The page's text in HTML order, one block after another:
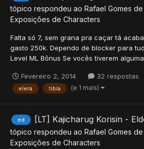
tópico respondeu ao Rafael Gomes de
Exposições de Characters
Falta só 7, sem grana pra caçar tá
gasto 250k. Dependo de blocker para
Level ML Bônus Se vocês tiverem
Fevereiro 2, 2014 32 respostas
elera tibia (e 1 mais)
ed [LT] Kajicharug Korisin -
tópico respondeu ao Rafael Gomes de
Exposições de Characters